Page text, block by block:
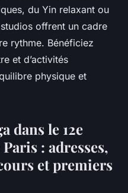
du Yin relaxant ou
offrent un cadre
rythme. Bénéficiez
et d’activités
physique et
dans le 12e
: adresses,
et premiers